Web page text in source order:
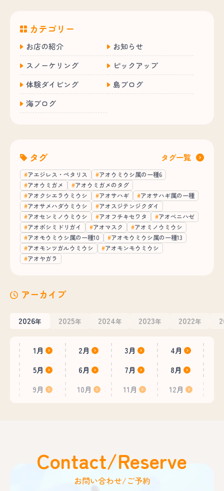
カテゴリー
お店の紹介
お知らせ
スノーケリング
ピックアップ
体験ダイビング
島ブログ
海ブログ
タグ タグ一覧
アエジレス・ペタリス
アオウミウシ属の一種6
アオウミガメ
アオウミガメのタグ
アオクシエラウミウシ
アオサハギ
アオサハギ属の一種
アオサメハダウミウシ
アオスジテンジクダイ
アオセンミノウミウシ
アオフチキセワタ
アオベニハゼ
アオボシミドリガイ
アオマスク
アオミノウミウシ
アオモウミウシ属の一種10
アオモウミウシ属の一種13
アオモンツガルウミウシ
アオモンモウミウシ
アオヤガラ
アーカイブ
2026年 2025年 2024年 2023年 2022年
1月 2月 3月
4月
5月
6月 7月
8月
9月
10月 11月 12月
Contact/Reserve
お問い合わせ/ご予約